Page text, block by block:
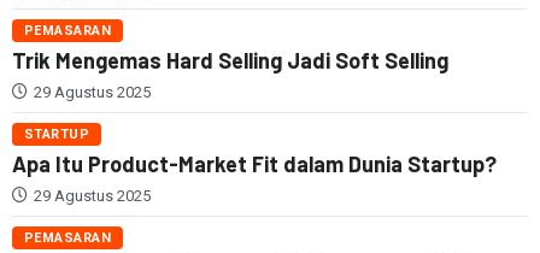
PEMASARAN
Trik Mengemas Hard Selling Jadi Soft Selling
29 Agustus 2025
STARTUP
Apa Itu Product-Market Fit dalam Dunia Startup?
29 Agustus 2025
PEMASARAN